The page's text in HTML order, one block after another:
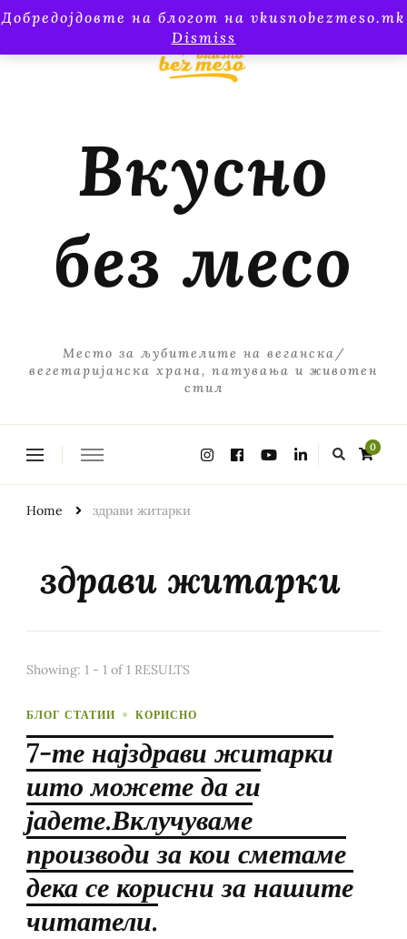
Добредојдовте на блогот на vkusnobezmeso.mk
Dismiss
Вкусно
без месо
Место за љубителите на веганска/
вегетаријанска храна, патувања и животен
стил
0
Home здрави житарки
здрави житарки
Showing: 1 - 1 of 1 RESULTS
БЛОГ СТАТИИ КОРИСНО
7-те најздрави житарки
што можете да ги
јадете.Вклучуваме
производи за кои сметаме
дека се корисни за нашите
читатели.